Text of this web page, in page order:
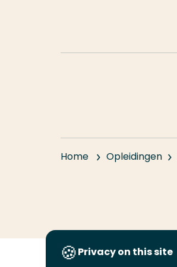
Home Opleidingen
Privacy on this site